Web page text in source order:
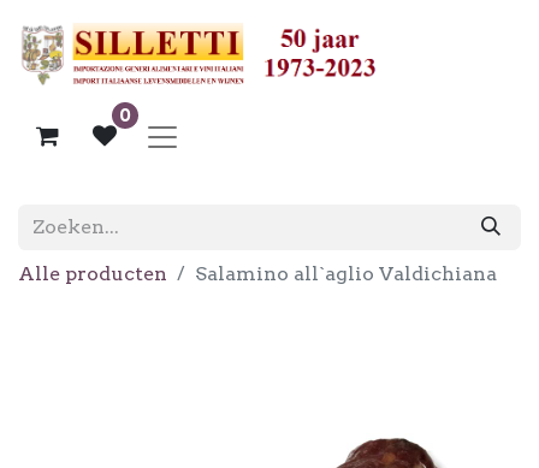
0
Alle producten Salamino all`aglio Valdichiana